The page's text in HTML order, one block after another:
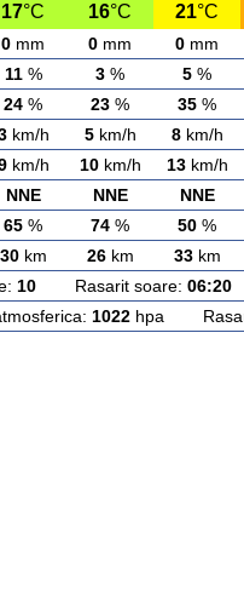
17°C 16°C 21°C
0 mm 0 mm 0 mm
11% 3 % 5 %
24 % 23 % 35 %
km/h 5km/h 8km/h
km/h 10km/h 13km/h
NNE NNE NNE
65 % 74 % 50 %
30km 26km 33km
10Rasarit soare: 06:20
1022hpa